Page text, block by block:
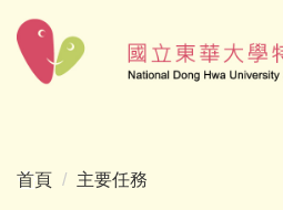
跳
到
主
區
首頁 主要任務